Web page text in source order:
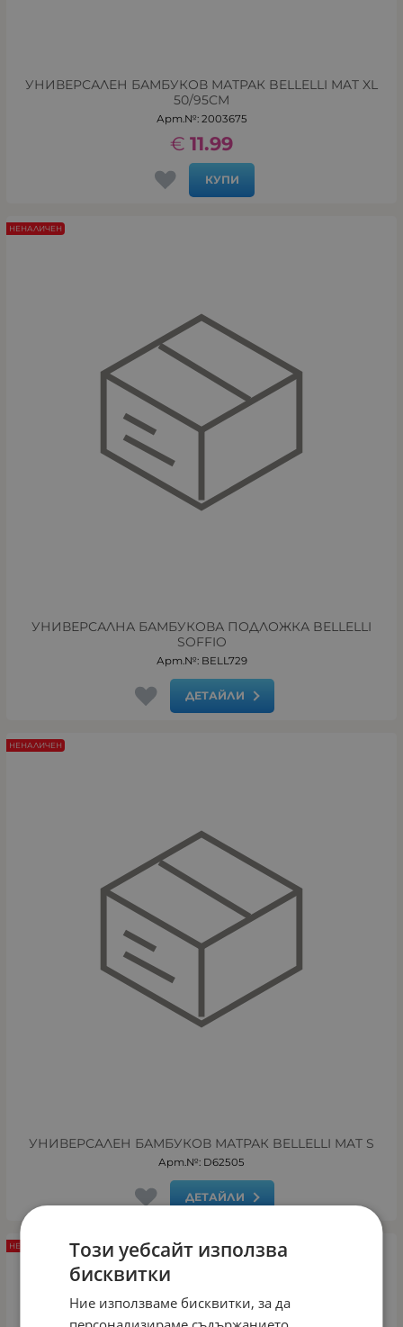
УНИВЕРСАЛЕН БАМБУКОВ МАТРАК BELLELLI MAT XL
50/95СМ
Арт.№: 2003675
11.99
€
КУПИ
УНИВЕРСАЛНА БАМБУКОВА ПОДЛОЖКА BELLELLI
SOFFIO
Арт.№: BELL729
ДЕТАЙЛИ
НЕНАЛИЧЕН
УНИВЕРСАЛЕН БАМБУКОВ МАТРАК BELLELLI MAT S
Арт.№: D62505
ДЕТАЙЛИ
НЕНАЛИЧЕН
НЕНАЛИЧЕН
Този уебсайт използва
бисквитки
Ние използваме бисквитки, за да